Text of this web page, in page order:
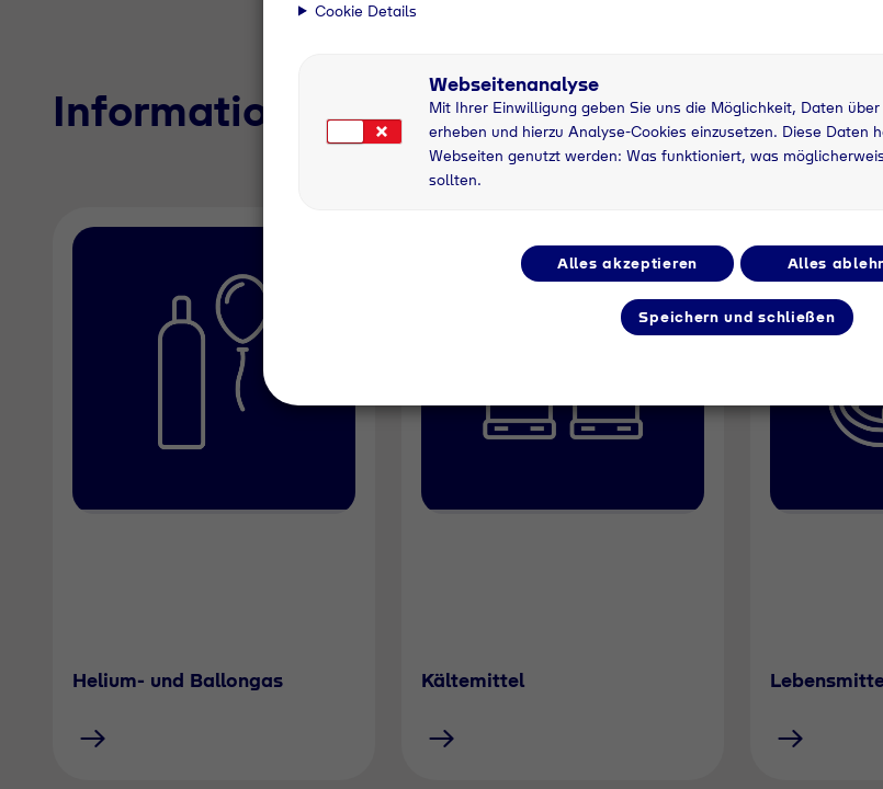
Informationen zu unserem
Helium- und Ballongas Kältemittel
Cookie Details
Webseitenanalyse
Mit Ihrer Einwilligung geben Sie uns die Möglichkeit, Daten
erheben und hierzu Analyse-Cookies einzusetzen. Diese Daten
Webseiten genutzt werden: Was funktioniert, was
sollten.
Alles akzeptieren Alles
Speichern und schließen